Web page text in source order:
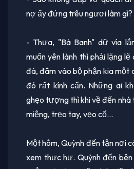
nợ ấy đứng trêu ngươi làm gì?
- Thưa, "Bà Banh" dữ vía
muốn yên lành thì phải lặng
đá, đâm vào bộ phận kia một
đó rất kính cẩn. Những ai
ghẹo tượng thì khi về đến nhà
miệng, trẹo tay, vẹo cổ...
Một hôm, Quỳnh đến tận nơi
xem thực hư. Quỳnh đến